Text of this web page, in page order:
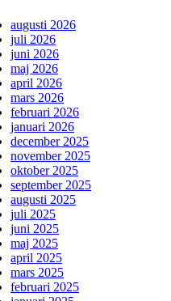
augusti 2026
juli 2026
juni 2026
maj 2026
april 2026
mars 2026
februari 2026
januari 2026
december 2025
november 2025
oktober 2025
september 2025
augusti 2025
juli 2025
juni 2025
maj 2025
april 2025
mars 2025
februari 2025